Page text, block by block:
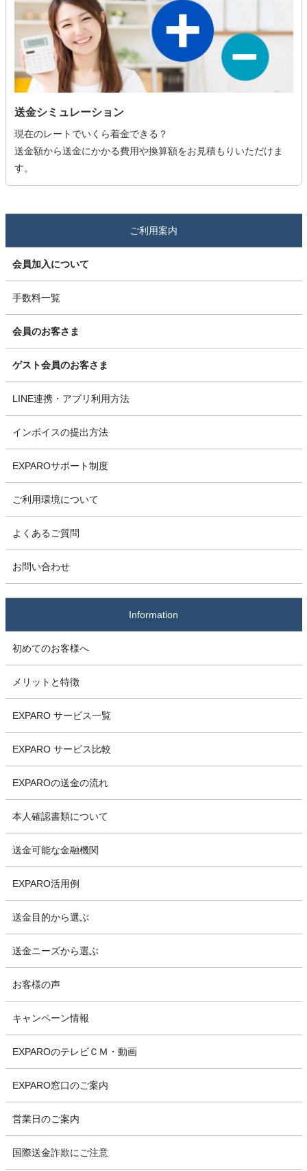
送金シミュレーション
現在のレートでいくら着金できる？
送金額から送金にかかる費用や換算額をお見積もりいただけま
す。
ご利用案内
会員加入について
手数料一覧
会員のお客さま
ゲスト会員のお客さま
LINE連携・アプリ利用方法
インボイスの提出方法
EXPAROサポート制度
ご利用環境について
よくあるご質問
お問い合わせ
Information
初めてのお客様へ
メリットと特徴
EXPARO サービス一覧
EXPARO サービス比較
EXPAROの送金の流れ
本人確認書類について
送金可能な金融機関
EXPARO活用例
送金目的から選ぶ
送金ニーズから選ぶ
お客様の声
キャンペーン情報
EXPAROのテレビＣＭ・動画
EXPARO窓口のご案内
営業日のご案内
国際送金詐欺にご注意